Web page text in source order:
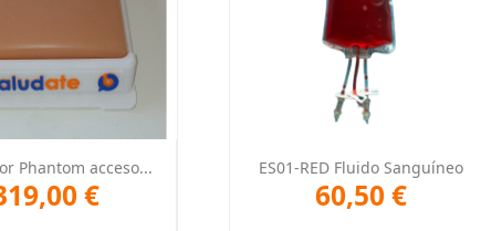
Vista rápida
Phantom acceso...
€
Vista rápida
ES01-RED Fluido Sanguíneo
60,50 €